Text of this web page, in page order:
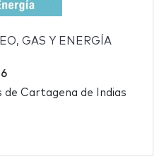
GAS Y ENERGÍA
Cartagena de Indias